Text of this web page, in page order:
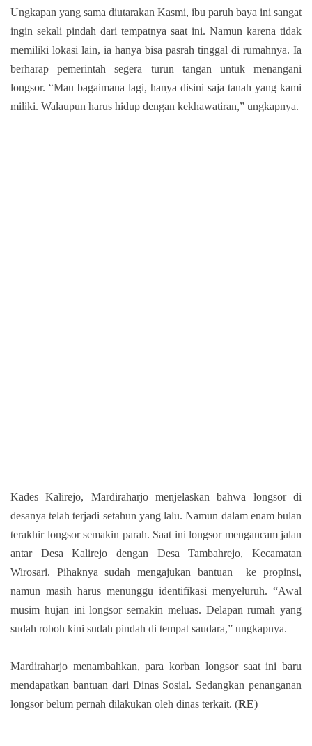
Ungkapan yang sama diutarakan Kasmi, ibu paruh baya ini sangat
ingin sekali pindah dari tempatnya saat ini. Namun karena tidak
memiliki lokasi lain, ia hanya bisa pasrah tinggal di rumahnya. Ia
berharap pemerintah segera turun tangan untuk menangani
longsor. “Mau bagaimana lagi, hanya disini saja tanah yang kami
miliki. Walaupun harus hidup dengan kekhawatiran,” ungkapnya.
Kades Kalirejo, Mardiraharjo menjelaskan bahwa longsor di
desanya telah terjadi setahun yang lalu. Namun dalam enam bulan
terakhir longsor semakin parah. Saat ini longsor mengancam jalan
antar Desa Kalirejo dengan Desa Tambahrejo, Kecamatan
Wirosari. Pihaknya sudah mengajukan bantuan
ke propinsi,
namun masih harus menunggu identifikasi menyeluruh. “Awal
musim hujan ini longsor semakin meluas. Delapan rumah yang
sudah roboh kini sudah pindah di tempat saudara,” ungkapnya.
Mardiraharjo menambahkan, para korban longsor saat ini baru
mendapatkan bantuan dari Dinas Sosial. Sedangkan penanganan
longsor belum pernah dilakukan oleh dinas terkait. (RE)